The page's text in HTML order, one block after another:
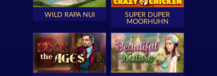
WILD RAPA NUI
SUPER DUPER
MOORHUHN